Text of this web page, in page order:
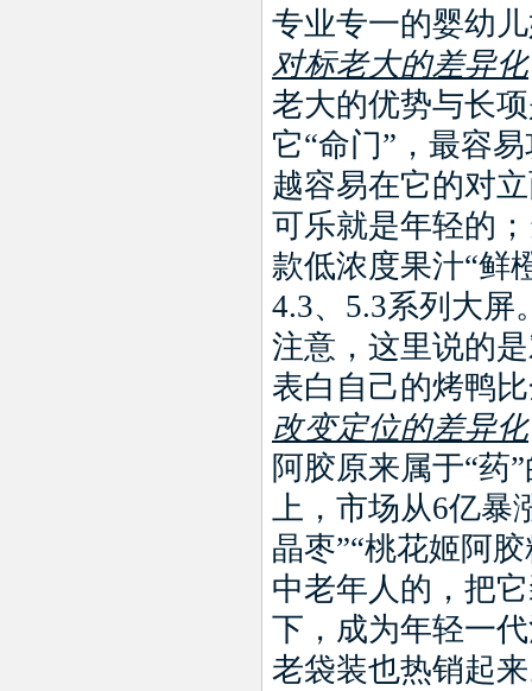
专业专一的婴幼
对标老大的差异化
老大的优势与长
它“命门” ，最容
越容易在它的对
可乐就是年轻的
款低浓度果汁“鲜
4.3、 5.3系列大屏
注意，这里说的
表白自己的烤鸭
改变定位的差异化
阿胶原来属于“药”
上，市场从6亿暴
晶枣”“桃花姬阿胶
中老年人的，把
下，成为年轻一
老袋装也热销起